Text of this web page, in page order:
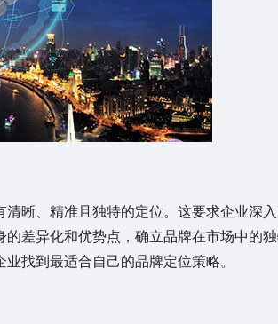
晰、精准且独特的定位。这要求企业深入
差异化和优势点，确立品牌在市场中的
找到最适合自己的品牌定位策略。